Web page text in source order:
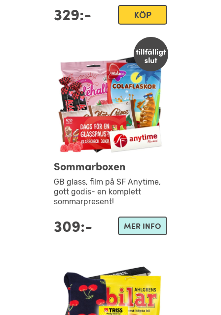
329:- KÖP
Sommarboxen
GB glass, film på SF Anytime,
gott godis- en komplett
sommarpresent!
309:- MER INFO